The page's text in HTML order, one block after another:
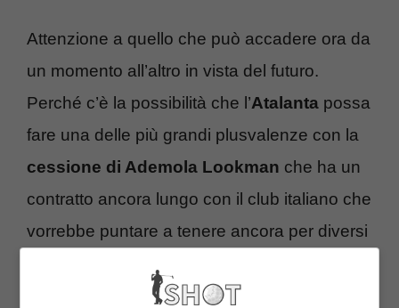
Attenzione a quello che può accadere ora da
un momento all’altro in vista del futuro.
Perché c’è la possibilità che l’Atalanta possa
fare una delle più grandi plusvalenze con la
cessione di Ademola Lookman che ha un
contratto ancora lungo con il club italiano che
vorrebbe puntare a tenere ancora per diversi